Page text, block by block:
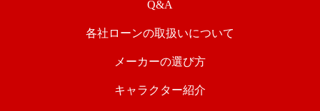
Q&A
各社ローンの取扱いについて
メーカーの選び方
キャラクター紹介